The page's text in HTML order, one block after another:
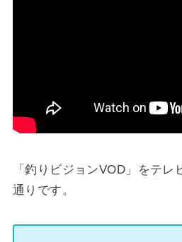
「釣りビジョンVOD」をテ
通りです。